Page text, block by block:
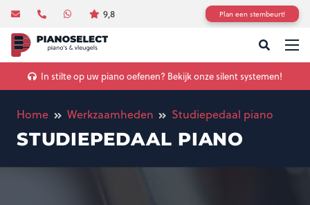
9,8 Plan een stembeurt!
In stilte op uw piano oefenen? Bekijk onze silent systemen!
Home Werkzaamheden Studiepedaal piano
STUDIEPEDAAL PIANO